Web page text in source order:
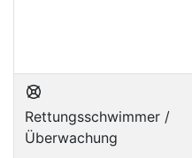
Rettungsschwimmer /
Überwachung